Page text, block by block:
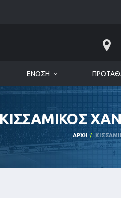
ΈΝΩΣΗ
ΚΙΣΣΑΜΙΚΟΣ
ΑΡΧΉ